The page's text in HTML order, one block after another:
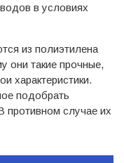
в условиях
из полиэтилена
они такие прочные,
характеристики.
подобрать
противном случае их